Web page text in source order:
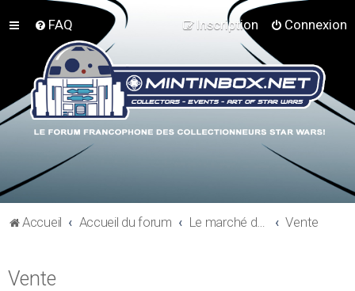
FAQ Connexion
Inscription
Accueil Accueil du forum Le marché du collectionneur Vente
Vente